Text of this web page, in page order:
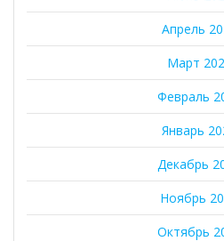
Апрель
Март
Февраль
Январь
Декабрь
Ноябрь
Октябрь